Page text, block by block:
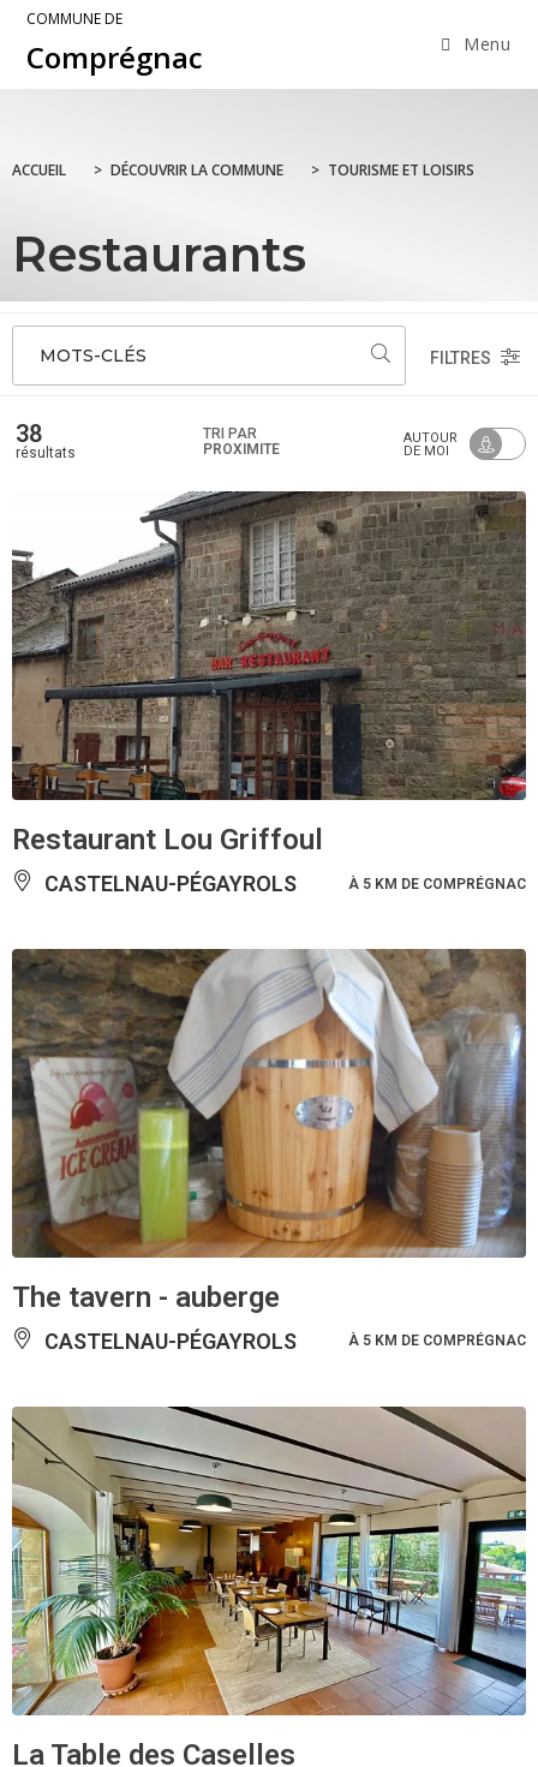
COMMUNE DE
Comprégnac Menu
ACCUEIL > DÉCOUVRIR LA COMMUNE > TOURISME ET LOISIRS
Restaurants
MOTS-CLÉS FILTRES
38
résultats
TRI PAR
PROXIMITÉ
AUTOUR
DE MOI
Restaurant Lou Griffoul
CASTELNAU-PÉGAYROLS À 5 KM DE COMPRÉGNAC
The tavern - auberge
CASTELNAU-PÉGAYROLS À 5 KM DE COMPRÉGNAC
La Table des Caselles